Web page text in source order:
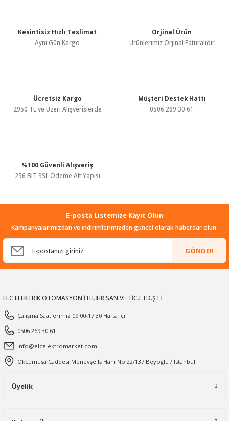
Ürün açıklamasında eksik bilgiler bulunuyor.
Ürün bilgilerinde hatalar bulunuyor.
Kesintisiz Hızlı Teslimat
Aynı Gün Kargo
Orjinal Ürün
Ürünlerimiz Orjinal Faturalıdır
Ücretsiz Kargo
2950 TL ve Üzeri Alışverişlerde
Müşteri Destek Hattı
0506 269 30 61
%100 Güvenli Alışveriş
256 BIT SSL Ödeme Alt Yapısı
E-posta Listemize Kayıt Olun
Kampanyalarımızdan ve indirimlerimizden güncel olarak haberdar olun.
GÖNDER
ELC ELEKTRİK OTOMASYON İTH.İHR.SAN.VE TİC.LTD.ŞTİ
Çalışma Saatlerimiz 09:00-17:30 Hafta içi
0506 269 30 61
info@elcelektromarket.com
Okcumusa Caddesi Menevşe İş Hanı No:22/137 Beyoğlu / İstanbul
Üyelik